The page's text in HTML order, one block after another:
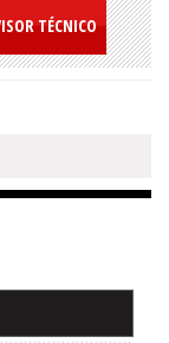
TÉCNICO